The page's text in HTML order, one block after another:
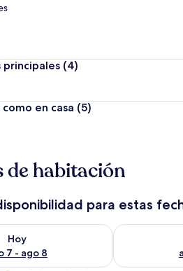
principales (4)
en casa (5)
de habitación
para estas
Hoy
7 - ago 8
para hoy ago 7 - ago 8
Consulta la